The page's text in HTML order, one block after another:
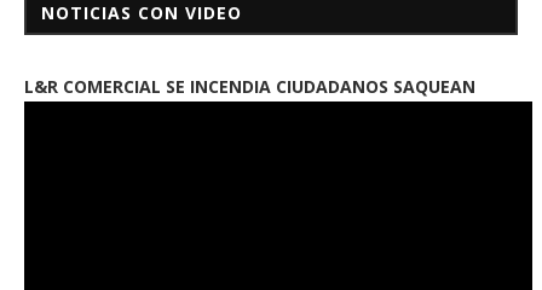
NOTICIAS CON VIDEO
L&R COMERCIAL SE INCENDIA CIUDADANOS SAQUEAN